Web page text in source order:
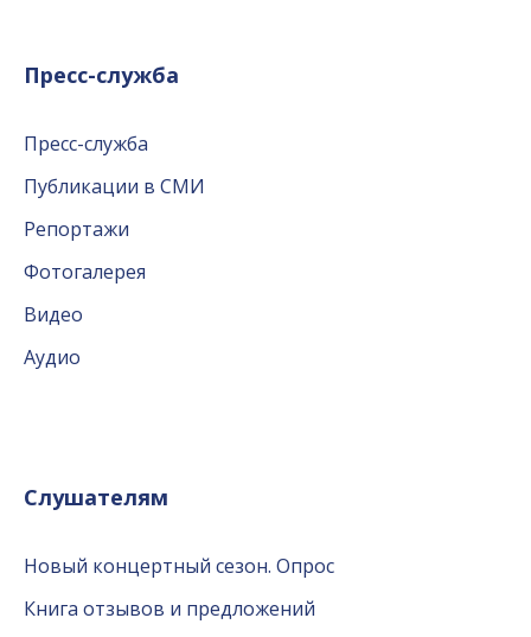
Пресс-служба
Пресс-служба
Публикации в СМИ
Репортажи
Фотогалерея
Видео
Аудио
Слушателям
Новый концертный сезон. Опрос
Книга отзывов и предложений